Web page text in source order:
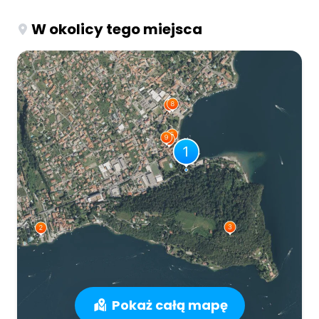
W okolicy tego miejsca
Pokaż całą mapę